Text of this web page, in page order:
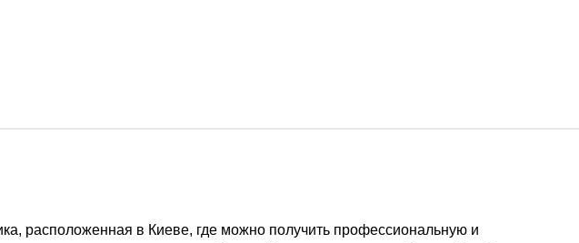
расположенная в Киеве, где можно получить профессиональную и